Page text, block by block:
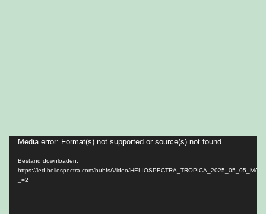
Videospeler
Media error: Format(s) not supported or source(s) not found
Bestand downloaden:
https://led.heliospectra.com/hubfs/Video/
_=2